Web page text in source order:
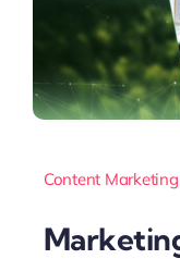
Content Marketing